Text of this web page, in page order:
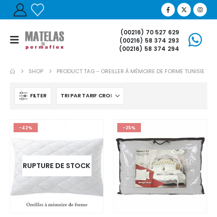
(00216) 70 527 629
(00216) 58 374 293
(00216) 58 374 294
SHOP PRODUCT TAG - OREILLER À MÉMOIRE DE FORME TUNISIE
FILTER
-42%
RUPTURE DE STOCK
-25%